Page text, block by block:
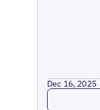
Dec 16, 2025
Read more